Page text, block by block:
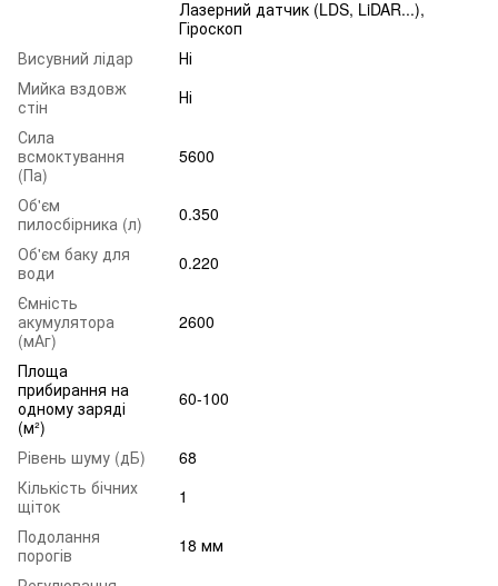
Лазерний датчик (LDS, LiDAR...),
Гіроскоп
Висувний лідар
Ні
Мийка вздовж
стін
Ні
Сила
всмоктування
(Па)
5600
Об'єм
пилосбірника (л)
0.350
Об'єм баку для
води
0.220
Ємність
акумулятора
(мАг)
2600
Площа
прибирання на
одному заряді
(м²)
60-100
Рівень шуму (дБ)
68
Кількість бічних
щіток
1
Подолання
порогів
18 мм